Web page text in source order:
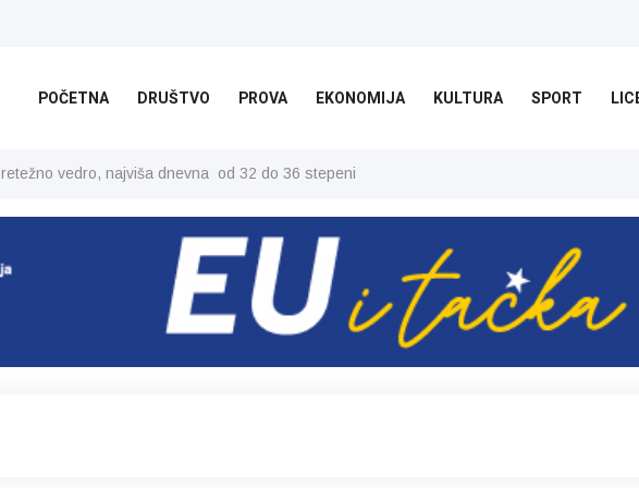
POČETNA DRUŠTVO PROVA EKONOMIJA KULTURA SPORT
vedro, najviša dnevna od 32 do 36 stepeni